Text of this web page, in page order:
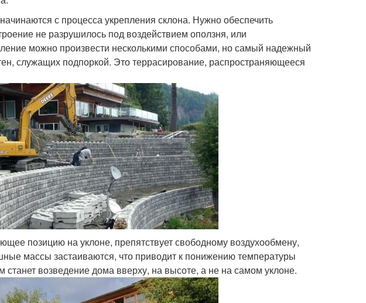
с процесса укрепления склона. Нужно обеспечить
не разрушилось под воздействием оползня, или
можно произвести несколькими способами, но самый надежный
служащих подпоркой. Это террасирование, распространяющееся
позицию на уклоне, препятствует свободному воздухообмену,
массы застаиваются, что приводит к понижению температуры
возведение дома вверху, на высоте, а не на самом уклоне.